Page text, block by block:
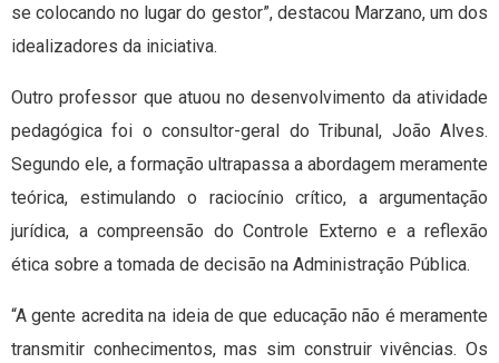
se colocando no lugar do gestor”, destacou Marzano, um dos
idealizadores da iniciativa.
Outro professor que atuou no desenvolvimento da atividade
pedagógica foi o consultor-geral do Tribunal, João Alves.
Segundo ele, a formação ultrapassa a abordagem meramente
teórica, estimulando o raciocínio crítico, a argumentação
jurídica, a compreensão do Controle Externo e a reflexão
ética sobre a tomada de decisão na Administração Pública.
“A gente acredita na ideia de que educação não é meramente
transmitir conhecimentos, mas sim construir vivências. Os